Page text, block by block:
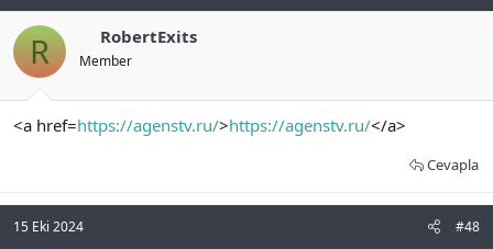
R RobertExits
Member
<a href=https://agenstv.ru/>https://agenstv.ru/</a>
Cevapla
15 Eki 2024 #48